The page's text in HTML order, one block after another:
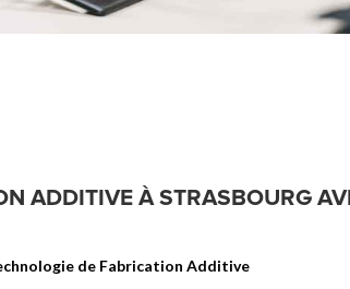
ADDITIVE À STRASBOURG
de Fabrication Additive